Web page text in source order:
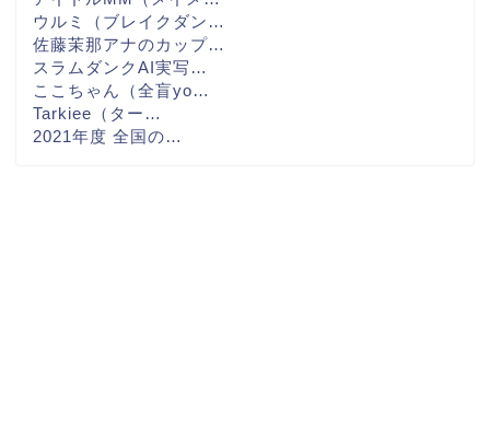
ウルミ（ブレイクダン…
佐藤茉那アナのカップ…
スラムダンクAI実写…
ここちゃん（全盲yo…
Tarkiee（ター…
2021年度 全国の…